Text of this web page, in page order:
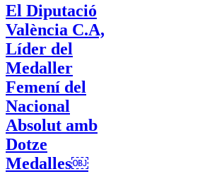
El Diputació
València C.A,
Líder del
Medaller
Femení del
Nacional
Absolut amb
Dotze
Medalles￼